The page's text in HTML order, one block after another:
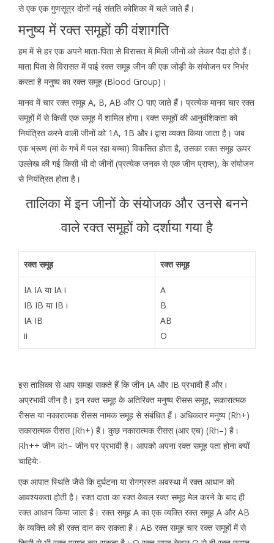
से एक एक गुणसूत्र दोनों नई संतति कोशिका में चले जाते हैं।
मनुष्य में रक्त समूहों की वंशागति
हम में से हर एक अपने माता-पिता से विरासत में मिली जीनों को लेकर पैदा होते हैं।
माता पिता से विरासत में पाई रक्त समूह जीन की एक जोड़ी के संयोजन पर निर्भर
करता है मनुष्य का रक्त समूह (Blood Group)।
मानव में चार रक्त समूह A, B, AB और O पाए जाते हैं। प्रत्येक मानव चार रक्त
समूहों में से किसी एक समूह में शामिल होगा। रक्त समूहों की आनुवंशिकता को
नियंत्रित करने वाली जीनों को 1A, 1B और i द्वारा व्यक्त किया जाता है। जब
एक भ्रूण (मां के गर्भ में पल रहा बच्चा) विकसित होता है, उसका रक्त समूह ऊपर
उल्लेख की गई किसी भी दो जीनों (प्रत्येक जनक से एक जीन प्राप्त), के संयोजन
से नियंत्रित होता है।
तालिका में इन जीनों के संयोजक और उनसे बनने
वाले रक्त समूहों को दर्शाया गया है
रक्त समूह रक्त समूह
IA IA या IA i
IB IB या IB i
IA IB
ii
A
B
AB
O
इस तालिका से आप समझ सकते हैं कि जीन IA और IB प्रभावी हैं और i
अप्रभावी जीन है। इन रक्त समूह के अतिरिक्त मनुष्य रीसस समूह, सकारात्मक
रीसस या नकारात्मक रीसस नामक समूह से संबंधित हैं। अधिकतर मनुष्य (Rh+)
सकारात्मक रीसस (Rh+) हैं। कुछ नकारात्मक रीसस (आर एच) (Rh–) है।
Rh++ जीन Rh– जीन पर प्रभावी है। आपको अपना रक्त समूह पता होना क्यों
चाहिये:-
एक आपात स्थिति जैसे कि दुर्घटना या रोगग्रस्त अवस्था में रक्त आधान को
आवश्यकता होती है। रक्त दाता का रक्त केवल रक्त समूह मेल करने के बाद ही
रक्त आधान किया जाता है। रक्त समूह A का एक व्यक्ति रक्त समूह A और AB
के व्यक्ति को ही रक्त दान कर सकता है। AB रक्त समूह चार रक्त समूहों में से